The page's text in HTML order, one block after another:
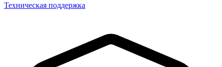
Техническая поддержка